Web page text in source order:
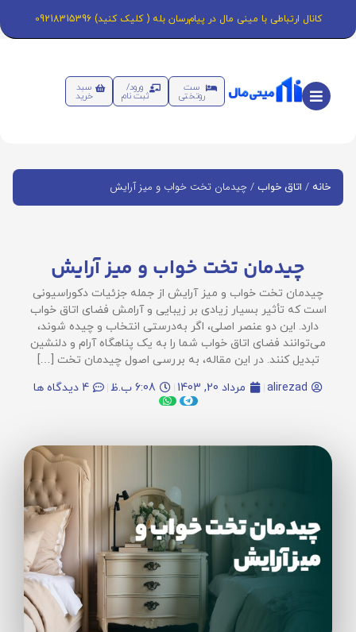
کانال ارتباطی با مینی مال در پیام‌رسان بله ( کلیک کنید) 09218315396
ست
روتختی
ورود/
ثبت نام
سبد
خرید
خانه / اتاق خواب / چیدمان تخت خواب و میز آرایش
چیدمان تخت خواب و میز آرایش
چیدمان تخت خواب و میز آرایش از جمله جزئیات دکوراسیونی
است که تأثیر بسیار زیادی بر زیبایی و آرامش فضای اتاق خواب
دارد. این دو عنصر اصلی، اگر به‌درستی انتخاب و چیده شوند،
می‌توانند فضای اتاق خواب شما را به یک پناهگاه آرام و دلنشین
تبدیل کنند. در این مقاله، به بررسی اصول چیدمان تخت […]
alirezad
مرداد 20, 1403 6:08 ب.ظ 4 دیدگاه ها